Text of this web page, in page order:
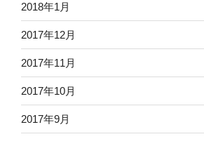
2018年1月
2017年12月
2017年11月
2017年10月
2017年9月